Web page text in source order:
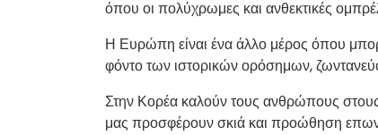
όπου οι πολύχρωμες και ανθεκτικές
Η Ευρώπη είναι ένα άλλο μέρος όπου
φόντο των ιστορικών ορόσημων,
Στην Κορέα καλούν τους ανθρώπους
μας προσφέρουν σκιά και προώθηση